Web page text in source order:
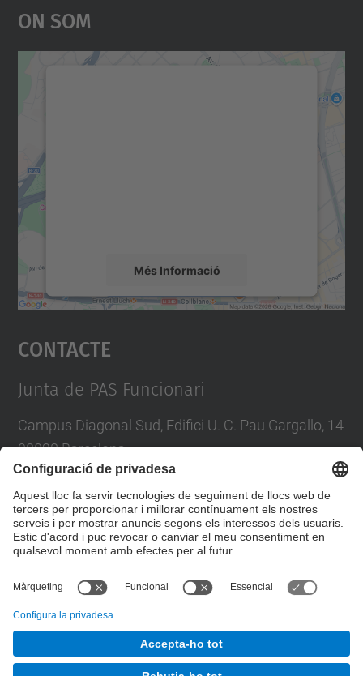
On Som
Més Informació
Accepta
powered by
Contacte
Junta de PAS Funcionari
Campus Diagonal Sud, Edifici U. C. Pau Gargallo, 14
08028 Barcelona
E-mail :junta.pasf@upc.edu
Formulari de contacte
Junta PAS Funcionari